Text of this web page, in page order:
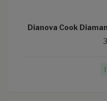
Dianova Cook